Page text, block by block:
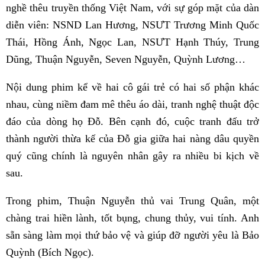
nghề thêu truyền thống Việt Nam, với sự góp mặt của dàn
diễn viên: NSND Lan Hương, NSƯT Trương Minh Quốc
Thái, Hồng Ánh, Ngọc Lan, NSƯT Hạnh Thúy, Trung
Dũng, Thuận Nguyễn, Seven Nguyễn, Quỳnh Lương…
Nội dung phim kể về hai cô gái trẻ có hai số phận khác
nhau, cùng niềm đam mê thêu áo dài, tranh nghệ thuật độc
đáo của dòng họ Đỗ. Bên cạnh đó, cuộc tranh đấu trở
thành người thừa kế của Đỗ gia giữa hai nàng dâu quyền
quý cũng chính là nguyên nhân gây ra nhiều bi kịch về
sau.
Trong phim, Thuận Nguyễn thủ vai Trung Quân, một
chàng trai hiền lành, tốt bụng, chung thủy, vui tính. Anh
sẵn sàng làm mọi thứ bảo vệ và giúp đỡ người yêu là Bảo
Quỳnh (Bích Ngọc).